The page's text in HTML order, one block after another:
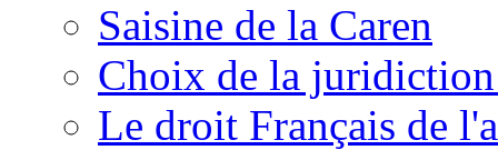
Saisine de la Caren
Choix de la
Le droit Français de